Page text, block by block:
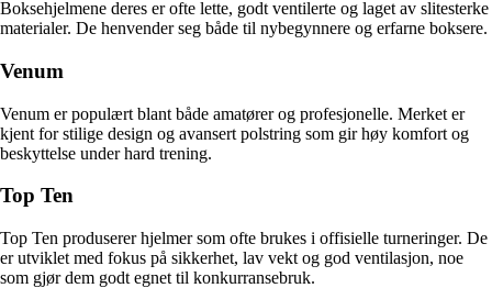
Boksehjelmene deres er ofte lette, godt ventilerte og laget av slitesterke
materialer. De henvender seg både til nybegynnere og erfarne boksere.
Venum
Venum er populært blant både amatører og profesjonelle. Merket er
kjent for stilige design og avansert polstring som gir høy komfort og
beskyttelse under hard trening.
Top Ten
Top Ten produserer hjelmer som ofte brukes i offisielle turneringer. De
er utviklet med fokus på sikkerhet, lav vekt og god ventilasjon, noe
som gjør dem godt egnet til konkurransebruk.